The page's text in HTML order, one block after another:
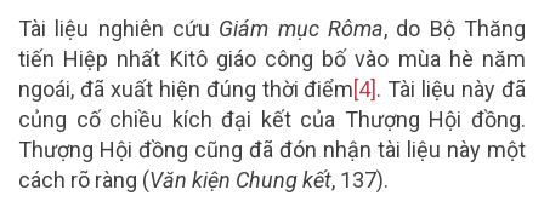
Tài liệu nghiên cứu Giám mục Rôma, do Bộ Thăng
tiến Hiệp nhất Kitô giáo công bố vào mùa hè năm
ngoái, đã xuất hiện đúng thời điểm[4]. Tài liệu này đã
củng cố chiều kích đại kết của Thượng Hội đồng.
Thượng Hội đồng cũng đã đón nhận tài liệu này một
cách rõ ràng (Văn kiện Chung kết, 137).